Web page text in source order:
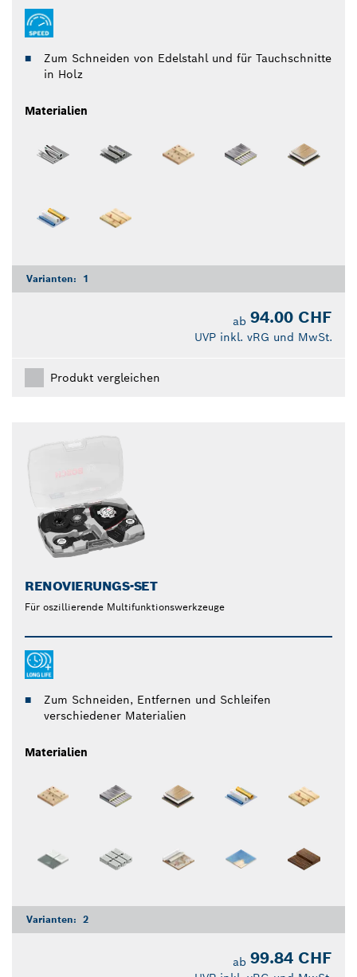
Zum Schneiden von Edelstahl und für Tauchschnitte
in Holz
Materialien
Varianten: 1
ab 94.00 CHF
UVP inkl. vRG und MwSt.
Produkt vergleichen
RENOVIERUNGS-SET
Für oszillierende Multifunktionswerkzeuge
Zum Schneiden, Entfernen und Schleifen
verschiedener Materialien
Materialien
Varianten: 2
ab 99.84 CHF